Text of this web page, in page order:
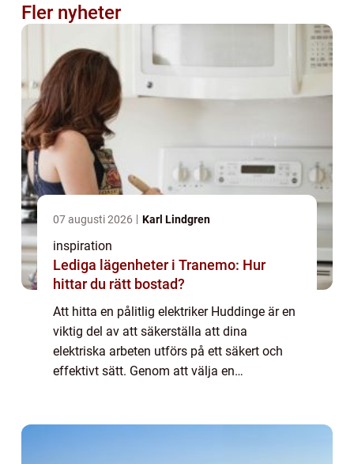
Fler nyheter
07 augusti 2026 Karl Lindgren
inspiration
Lediga lägenheter i Tranemo: Hur
hittar du rätt bostad?
Att hitta en pålitlig elektriker Huddinge är en
viktig del av att säkerställa att dina
elektriska arbeten utförs på ett säkert och
effektivt sätt. Genom att välja en